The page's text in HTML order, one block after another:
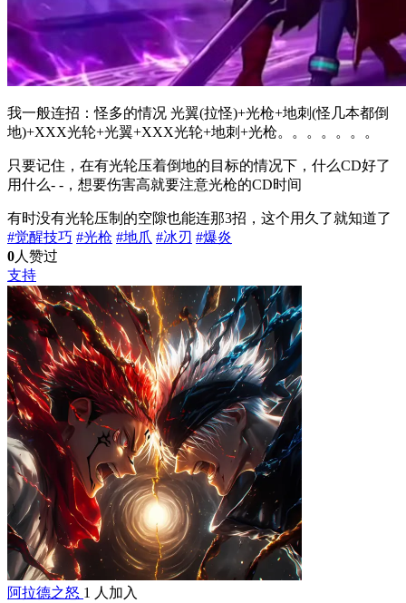
我一般连招：怪多的情况 光翼(拉怪)+光枪+地刺(怪几本都倒
地)+XXX光轮+光翼+XXX光轮+地刺+光枪。。。。。。。
只要记住，在有光轮压着倒地的目标的情况下，什么CD好了
用什么- -，想要伤害高就要注意光枪的CD时间
有时没有光轮压制的空隙也能连那3招，这个用久了就知道了
#觉醒技巧 #光枪 #地爪 #冰刃 #爆炎
0人赞过
支持
阿拉德之怒 1 人加入